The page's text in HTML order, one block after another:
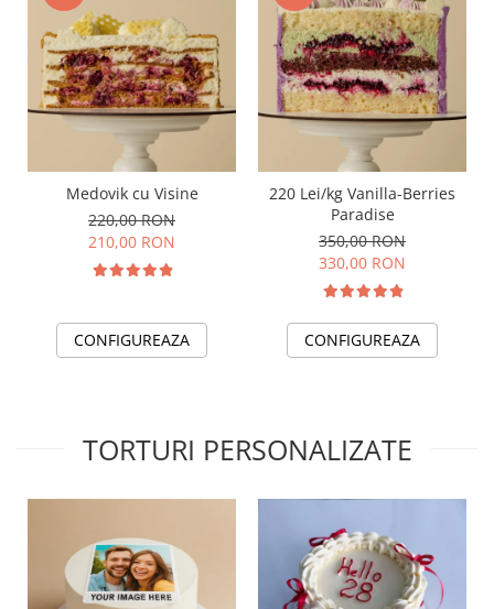
Medovik cu Visine
220,00 RON
210,00 RON
CONFIGUREAZA
220 Lei/kg Vanilla-Berries
Paradise
350,00 RON
330,00 RON
CONFIGUREAZA
TORTURI PERSONALIZATE